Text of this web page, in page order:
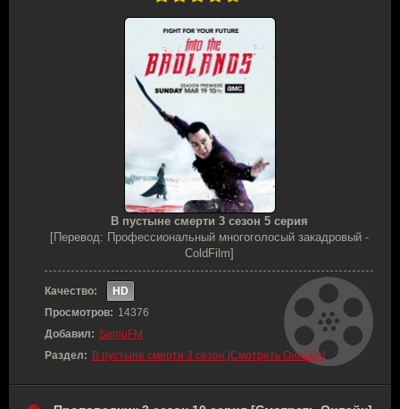
В пустыне смерти 3 сезон 5 серия
[Перевод: Профессиональный многоголосый закадровый -
ColdFilm]
Качество:
HD
Просмотров: 14376
Добавил: SenjuFM
Раздел: В пустыне смерти 3 сезон [Смотреть Онлайн]